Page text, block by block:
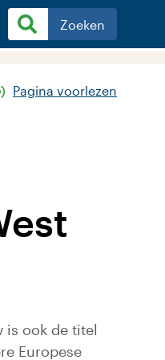
Zoeken
Pagina voorlezen
is ook de titel
Europese